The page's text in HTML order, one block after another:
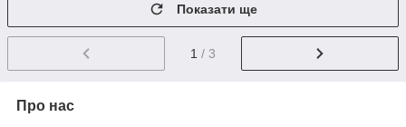
Показати ще
1 / 3
Про нас